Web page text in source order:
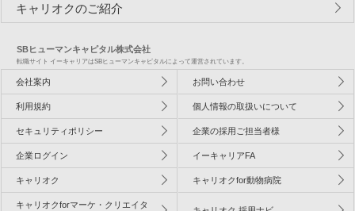
キャリオクのご紹介
SBヒューマンキャピタル株式会社
転職サイト イーキャリアはSBヒューマンキャピタルによって運営されています。
会社案内 お問い合わせ
利用規約 個人情報の取扱いについて
セキュリティポリシー 企業の採用ご担当者様
企業ログイン イーキャリアFA
キャリオク キャリオクfor動物病院
キャリオクforマーケ・クリエイタ